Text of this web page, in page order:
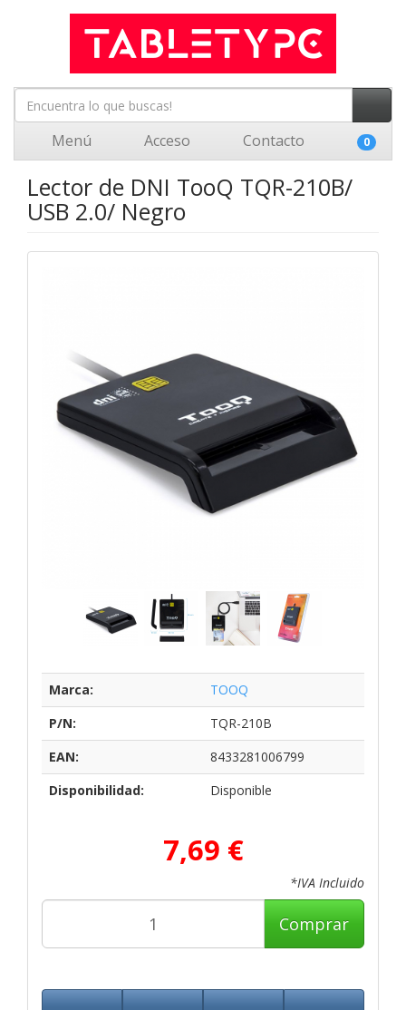
Menú Acceso Contacto 0
Lector de DNI TooQ TQR-210B/
USB 2.0/ Negro
Marca:
TOOQ
P/N:
TQR-210B
EAN:
8433281006799
Disponibilidad:
Disponible
7,69 €
*IVA Incluido
Comprar